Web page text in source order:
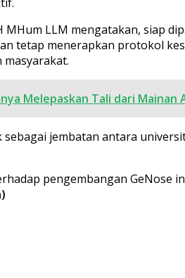
LLM mengatakan, siap
tetap menerapkan protokol
Melepaskan Tali dari Mainan
jembatan antara
pengembangan GeNose